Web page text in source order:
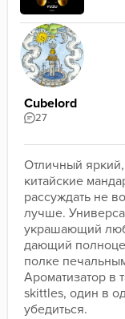
Cubelord
27
Отличный
китайские
рассуждать не
лучше.
украшающий
дающий
полке
Ароматизатор в
skittles, один в
убедиться.